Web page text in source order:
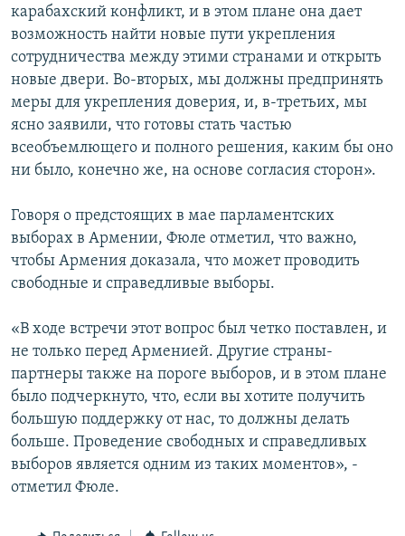
карабахский конфликт, и в этом плане она дает
возможность найти новые пути укрепления
сотрудничества между этими странами и открыть
новые двери. Во-вторых, мы должны предпринять
меры для укрепления доверия, и, в-третьих, мы
ясно заявили, что готовы стать частью
всеобъемлющего и полного решения, каким бы оно
ни было, конечно же, на основе согласия сторон».
Говоря о предстоящих в мае парламентских
выборах в Армении, Фюле отметил, что важно,
чтобы Армения доказала, что может проводить
свободные и справедливые выборы.
«В ходе встречи этот вопрос был четко поставлен, и
не только перед Арменией. Другие страны-
партнеры также на пороге выборов, и в этом плане
было подчеркнуто, что, если вы хотите получить
большую поддержку от нас, то должны делать
больше. Проведение свободных и справедливых
выборов является одним из таких моментов», -
отметил Фюле.